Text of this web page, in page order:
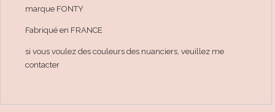
marque FONTY
Fabriqué en FRANCE
si vous voulez des couleurs des nuanciers, veuillez me
contacter